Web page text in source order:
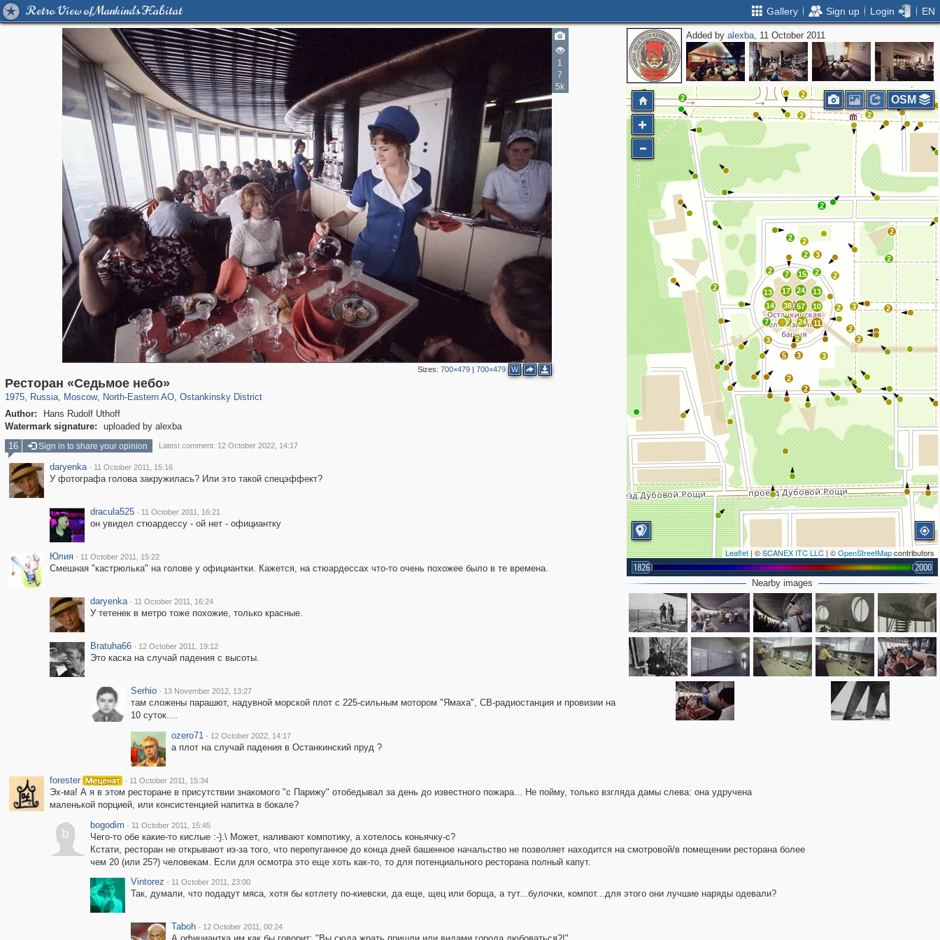
Retro View of Mankind's Habitat Gallery Sign up Login EN
1
7
5k
Sizes: 700×479| 700×479 W
Ресторан «Седьмое небо»
1975, Russia
1,406,684 29,243
, Moscow
319,864 8,286
, North-Eastern AO
24,490 250
, Ostankinsky District
Author:
Hans Rudolf Uthoff
Watermark signature:
uploaded by alexba
Added byalexba, 11 October 2011
6
2
3
2
2
2
2 4
2
2
2
2
2
2
2
2
2
3
2
10
13
57
24
2 2
3
2
2
2
2
17
7 15
38
13
14
7
2
3
5
3
27 24
11
2
3
2
2
2
Leaflet | ©SCANEX ITC LLC | ©OpenStreetMapcontributors
1826 2000
OSM
Nearby images
16 Sign in to share your opinion Latest comment: 12 October 2022, 14:17
daryenka · 11 October 2011, 15:16
У фотографа голова закружилась? Или это такой спецэффект?
dracula525 · 11 October 2011, 16:21
он увидел стюардессу - ой нет - официантку
Юлия · 11 October 2011, 15:22
Смешная "кастрюлька" на голове у официантки. Кажется, на стюардессах что-то очень похожее было в те времена.
daryenka · 11 October 2011, 16:24
У тетенек в метро тоже похожие, только красные.
Bratuha66 · 12 October 2011, 19:12
Это каска на случай падения с высоты.
Serhio · 13 November 2012, 13:27
там сложены парашют, надувной морской плот с 225-сильным мотором "Ямаха", СВ-радиостанция и провизии на
10 суток....
ozero71 · 12 October 2022, 14:17
а плот на случай падения в Останкинский пруд ?
forester · 11 October 2011, 15:34
Эх-ма! А я в этом ресторане в присутствии знакомого "с Парижу" отобедывал за день до известного пожара... Не пойму, только взгляда дамы слева: она удручена
маленькой порцией, или консистенцией напитка в бокале?
b
bogodim · 11 October 2011, 15:45
Чего-то обе какие-то кислые :-).\ Может, наливают компотику, а хотелось коньячку-с?
Кстати, ресторан не открывают из-за того, что перепуганное до конца дней башенное начальство не позволяет находится на смотровой/в помещении ресторана более
чем 20 (или 25?) человекам. Если для осмотра это еще хоть как-то, то для потенциального ресторана полный капут.
Vintorez · 11 October 2011, 23:00
Так, думали, что подадут мяса, хотя бы котлету по-киевски, да еще, щец или борща, а тут...булочки, компот...для этого они лучшие наряды одевали?
Taboh · 12 October 2011, 00:24